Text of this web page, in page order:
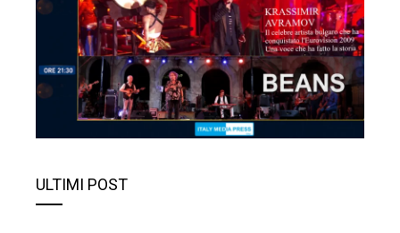
ULTIMI POST